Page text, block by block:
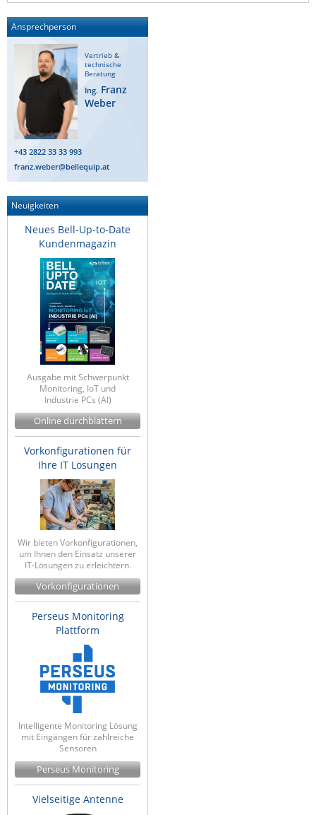
Ansprechperson
Vertrieb &
technische
Beratung
Ing. Franz
Weber
+43 2822 33 33 993
franz.weber@bellequip.at
Neuigkeiten
Neues Bell-Up-to-Date
Kundenmagazin
Ausgabe mit Schwerpunkt
Monitoring, IoT und
Industrie PCs (AI)
Online durchblättern
Vorkonfigurationen für
Ihre IT Lösungen
Wir bieten Vorkonfigurationen,
um Ihnen den Einsatz unserer
IT-Lösungen zu erleichtern.
Vorkonfigurationen
Perseus Monitoring
Plattform
Intelligente Monitoring Lösung
mit Eingängen für zahlreiche
Sensoren
Perseus Monitoring
Vielseitige Antenne